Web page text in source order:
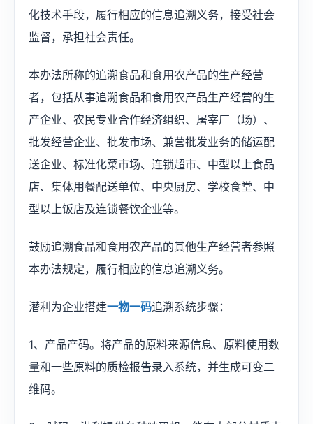
化技术手段，履行相应的信息追溯义务，接受社会
监督，承担社会责任。
本办法所称的追溯食品和食用农产品的生产经营
者，包括从事追溯食品和食用农产品生产经营的生
产企业、农民专业合作经济组织、屠宰厂（场）、
批发经营企业、批发市场、兼营批发业务的储运配
送企业、标准化菜市场、连锁超市、中型以上食品
店、集体用餐配送单位、中央厨房、学校食堂、中
型以上饭店及连锁餐饮企业等。
鼓励追溯食品和食用农产品的其他生产经营者参照
本办法规定，履行相应的信息追溯义务。
潜利为企业搭建一物一码追溯系统步骤：
1、产品产码。将产品的原料来源信息、原料使用数
量和一些原料的质检报告录入系统，并生成可变二
维码。